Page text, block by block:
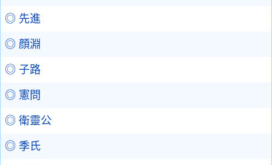
◎ 先進
◎ 顔淵
◎ 子路
◎ 憲問
◎ 衛靈公
◎ 季氏